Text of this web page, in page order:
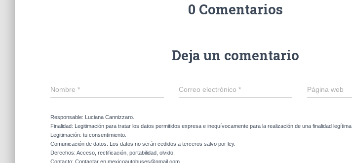
0 Comentarios
Deja un comentario
Nombre * Correo electrónico * Página web
Responsable: Luciana Cannizzaro.
Finalidad: Legitimación para tratar los datos permitidos expresa e inequívocamente para la realización de una finalidad legítima.
Legitimación: tu consentimiento.
Comunicación de datos: Los datos no serán cedidos a terceros salvo por ley.
Derechos: Acceso, rectificación, portabilidad, olvido.
Contacto: Contactar en mexicoautobuses@gmail.com